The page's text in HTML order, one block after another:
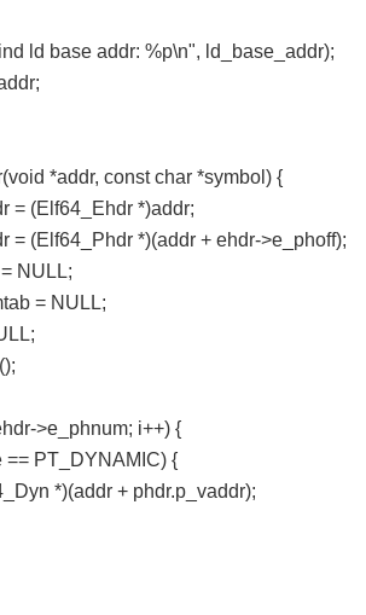
ld base addr: %p\n", ld_base_addr);
*addr, const char *symbol) {
= (Elf64_Ehdr *)addr;
(Elf64_Phdr *)(addr + ehdr->e_phoff);
NULL;
= NULL;
>e_phnum; i++) {
PT_DYNAMIC) {
*)(addr + phdr.p_vaddr);